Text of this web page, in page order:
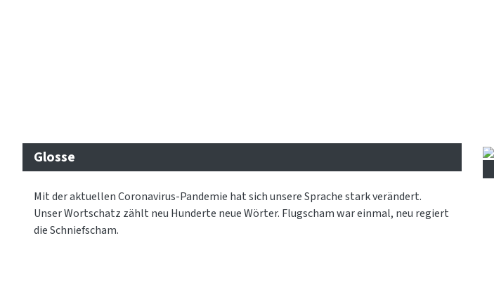
Glosse
Mit der aktuellen Coronavirus-Pandemie hat sich unsere Sprache stark verändert.
Unser Wortschatz zählt neu Hunderte neue Wörter. Flugscham war einmal, neu regiert
die Schniefscham.